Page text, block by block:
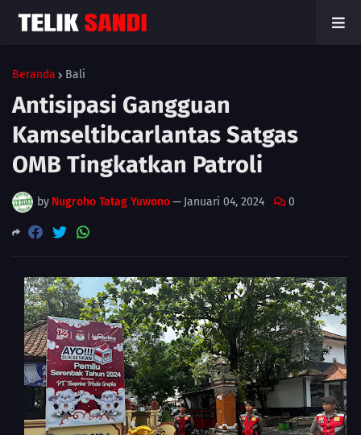
Beranda Bali
Antisipasi Gangguan
Kamseltibcarlantas Satgas
OMB Tingkatkan Patroli
by Nugroho Tatag Yuwono— Januari 04, 2024 0